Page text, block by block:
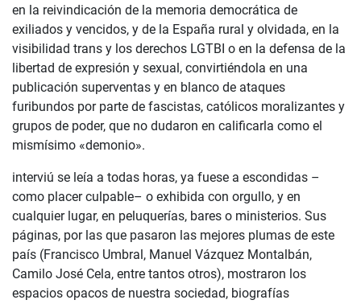
en la reivindicación de la memoria democrática de
exiliados y vencidos, y de la España rural y olvidada, en la
visibilidad trans y los derechos LGTBI o en la defensa de la
libertad de expresión y sexual, convirtiéndola en una
publicación superventas y en blanco de ataques
furibundos por parte de fascistas, católicos moralizantes y
grupos de poder, que no dudaron en calificarla como el
mismísimo «demonio».
interviú se leía a todas horas, ya fuese a escondidas –
como placer culpable– o exhibida con orgullo, y en
cualquier lugar, en peluquerías, bares o ministerios. Sus
páginas, por las que pasaron las mejores plumas de este
país (Francisco Umbral, Manuel Vázquez Montalbán,
Camilo José Cela, entre tantos otros), mostraron los
espacios opacos de nuestra sociedad, biografías